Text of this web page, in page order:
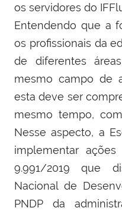
os servidores do
Entendendo que a
os profissionais da
de diferentes
mesmo campo de
esta deve ser
mesmo tempo,
Nesse aspecto, a
implementar
9.991/2019 que
Nacional de
PNDP da